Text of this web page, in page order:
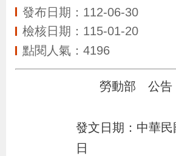
息
發
布
發布日期：112-06-30
檢核日期：115-01-20
點閱人氣：4196
勞動部 公告
發文日期：中華
日